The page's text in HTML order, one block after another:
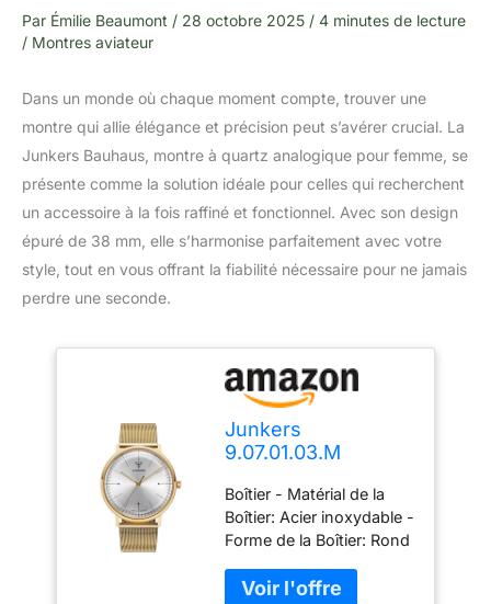
Par Émilie Beaumont / 28 octobre 2025 / 4 minutes de lecture
/ Montres aviateur
Dans un monde où chaque moment compte, trouver une
montre qui allie élégance et précision peut s’avérer crucial. La
Junkers Bauhaus, montre à quartz analogique pour femme, se
présente comme la solution idéale pour celles qui recherchent
un accessoire à la fois raffiné et fonctionnel. Avec son design
épuré de 38 mm, elle s’harmonise parfaitement avec votre
style, tout en vous offrant la fiabilité nécessaire pour ne jamais
perdre une seconde.
Junkers
9.07.01.03.M
Montres Aviateur
Boîtier - Matérial de la
Boîtier: Acier inoxydable -
Forme de la Boîtier: Rond
- Verre: Hexalite